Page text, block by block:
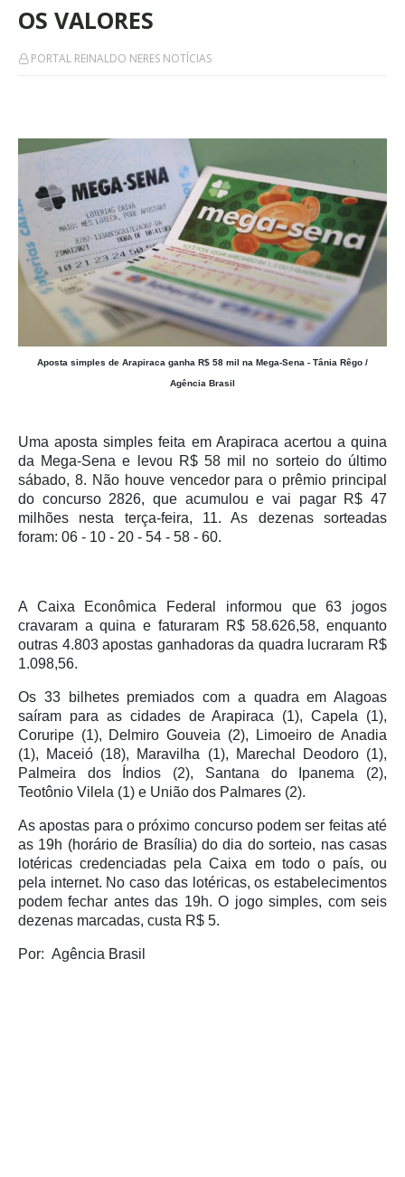
OS VALORES
PORTAL REINALDO NERES NOTÍCIAS
Aposta simples de Arapiraca ganha R$ 58 mil na Mega-Sena - Tânia Rêgo /
Agência Brasil
Uma aposta simples feita em Arapiraca acertou a quina
da Mega-Sena e levou R$ 58 mil no sorteio do último
sábado, 8. Não houve vencedor para o prêmio principal
do concurso 2826, que acumulou e vai pagar R$ 47
milhões nesta terça-feira, 11. As dezenas sorteadas
foram: 06 - 10 - 20 - 54 - 58 - 60.
A Caixa Econômica Federal informou que 63 jogos
cravaram a quina e faturaram R$ 58.626,58, enquanto
outras 4.803 apostas ganhadoras da quadra lucraram R$
1.098,56.
Os 33 bilhetes premiados com a quadra em Alagoas
saíram para as cidades de Arapiraca (1), Capela (1),
Coruripe (1), Delmiro Gouveia (2), Limoeiro de Anadia
(1), Maceió (18), Maravilha (1), Marechal Deodoro (1),
Palmeira dos Índios (2), Santana do Ipanema (2),
Teotônio Vilela (1) e União dos Palmares (2).
As apostas para o próximo concurso podem ser feitas até
as 19h (horário de Brasília) do dia do sorteio, nas casas
lotéricas credenciadas pela Caixa em todo o país, ou
pela internet. No caso das lotéricas, os estabelecimentos
podem fechar antes das 19h. O jogo simples, com seis
dezenas marcadas, custa R$ 5.
Por: Agência Brasil